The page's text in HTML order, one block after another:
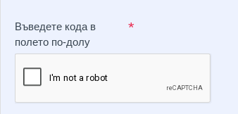
Въведете кода в
полето по-долу